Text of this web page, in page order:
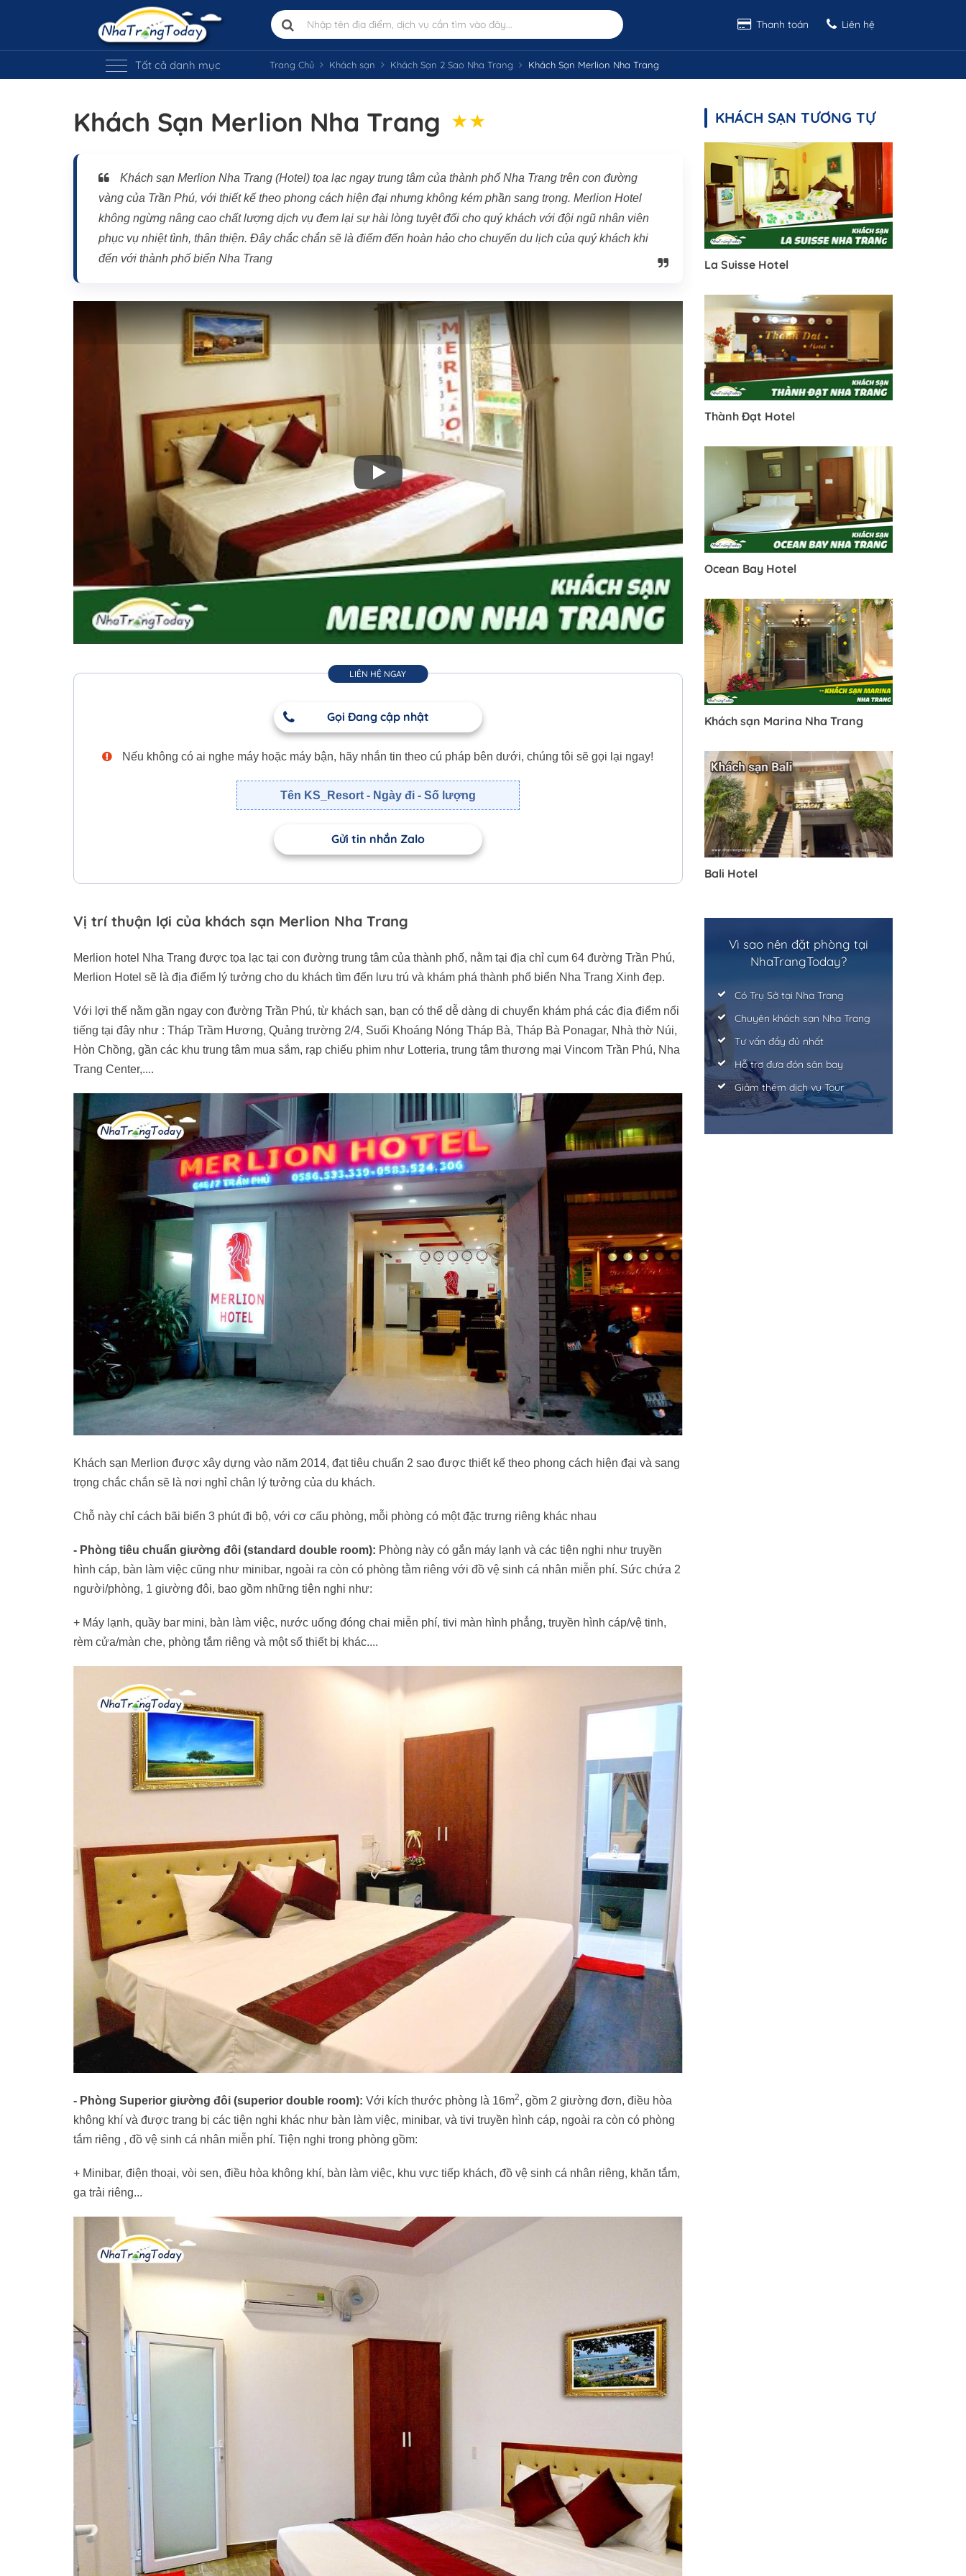
Thanh toán Liên hệ
Tất cả danh mục Trang Chủ Khách sạn Khách Sạn 2 Sao Nha Trang Khách Sạn Merlion Nha Trang
Khách Sạn Merlion Nha Trang
Khách sạn Merlion Nha Trang (Hotel) tọa lạc ngay trung tâm của thành phố Nha Trang trên con đường
vàng của Trần Phú, với thiết kế theo phong cách hiện đại nhưng không kém phần sang trọng. Merlion Hotel
không ngừng nâng cao chất lượng dịch vụ đem lại sự hài lòng tuyệt đối cho quý khách với đội ngũ nhân viên
phục vụ nhiệt tình, thân thiện. Đây chắc chắn sẽ là điểm đến hoàn hảo cho chuyến du lịch của quý khách khi
đến với thành phố biển Nha Trang
Play: Khách Sạn Merlion Nha Trang
LIÊN HỆ NGAY
Gọi Đang cập nhật
Nếu không có ai nghe máy hoặc máy bận, hãy nhắn tin theo cú pháp bên dưới, chúng tôi sẽ gọi lại ngay!
Tên KS_Resort - Ngày đi - Số lượng
Gửi tin nhắn Zalo
Vị trí thuận lợi của khách sạn Merlion Nha Trang
Merlion hotel Nha Trang được tọa lạc tại con đường trung tâm của thành phố, nằm tại địa chỉ cụm 64 đường Trần Phú,
Merlion Hotel sẽ là địa điểm lý tưởng cho du khách tìm đến lưu trú và khám phá thành phố biển Nha Trang Xinh đẹp.
Với lợi thế nằm gần ngay con đường Trần Phú, từ khách sạn, bạn có thể dễ dàng di chuyển khám phá các địa điểm nổi
tiếng tại đây như : Tháp Trầm Hương, Quảng trường 2/4, Suối Khoáng Nóng Tháp Bà, Tháp Bà Ponagar, Nhà thờ Núi,
Hòn Chồng, gần các khu trung tâm mua sắm, rạp chiếu phim như Lotteria, trung tâm thương mại Vincom Trần Phú, Nha
Trang Center,....
Khách sạn Merlion được xây dựng vào năm 2014, đạt tiêu chuẩn 2 sao được thiết kế theo phong cách hiện đại và sang
trọng chắc chắn sẽ là nơi nghỉ chân lý tưởng của du khách.
Chỗ này chỉ cách bãi biển 3 phút đi bộ, với cơ cấu phòng, mỗi phòng có một đặc trưng riêng khác nhau
- Phòng tiêu chuẩn giường đôi (standard double room): Phòng này có gắn máy lạnh và các tiện nghi như truyền
hình cáp, bàn làm việc cũng như minibar, ngoài ra còn có phòng tằm riêng với đồ vệ sinh cá nhân miễn phí. Sức chứa 2
người/phòng, 1 giường đôi, bao gồm những tiện nghi như:
+ Máy lạnh, quầy bar mini, bàn làm việc, nước uống đóng chai miễn phí, tivi màn hình phẳng, truyền hình cáp/vệ tinh,
rèm cửa/màn che, phòng tắm riêng và một số thiết bị khác....
- Phòng Superior giường đôi (superior double room): Với kích thước phòng là 16m2, gồm 2 giường đơn, điều hòa
không khí và được trang bị các tiện nghi khác như bàn làm việc, minibar, và tivi truyền hình cáp, ngoài ra còn có phòng
tắm riêng , đồ vệ sinh cá nhân miễn phí. Tiện nghi trong phòng gồm:
+ Minibar, điện thoại, vòi sen, điều hòa không khí, bàn làm việc, khu vực tiếp khách, đồ vệ sinh cá nhân riêng, khăn tắm,
ga trải riêng...
Vị trí trên bản đồ
KHÁCH SẠN TƯƠNG TỰ
La Suisse Hotel
Thành Đạt Hotel
Ocean Bay Hotel
Khách sạn Marina Nha Trang
Bali Hotel
Vì sao nên đặt phòng tại
NhaTrangToday?
Có Trụ Sở tại Nha Trang
Chuyên khách sạn Nha Trang
Tư vấn đầy đủ nhất
Hỗ trợ đưa đón sân bay
Giảm thêm dịch vụ Tour